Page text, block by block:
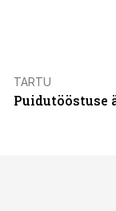
TARTU
Puidutööstuse